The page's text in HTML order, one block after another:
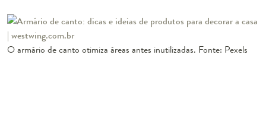
O armário de canto otimiza áreas antes inutilizadas. Fonte: Pexels